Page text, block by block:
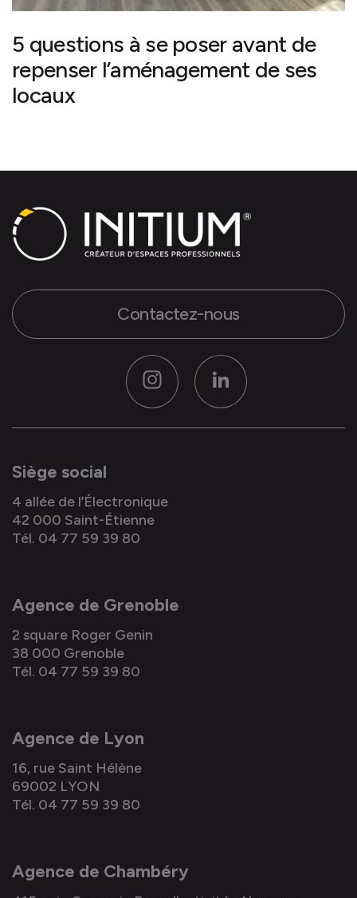
5 questions à se poser avant de
repenser l’aménagement de ses
locaux
Contactez-nous
InstagramLinkedIn
Siège social
4 allée de l’Électronique
42 000 Saint-Étienne
Tél. 04 77 59 39 80
Agence de Grenoble
2 square Roger Genin
38 000 Grenoble
Tél. 04 77 59 39 80
Agence de Lyon
16, rue Saint Hélène
69002 LYON
Tél. 04 77 59 39 80
Agence de Chambéry